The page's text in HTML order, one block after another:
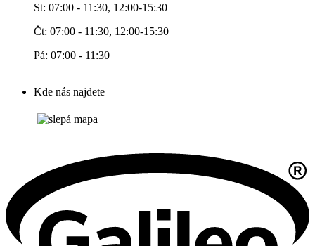
St: 07:00 - 11:30, 12:00-15:30
Čt: 07:00 - 11:30, 12:00-15:30
Pá: 07:00 - 11:30
Kde nás najdete